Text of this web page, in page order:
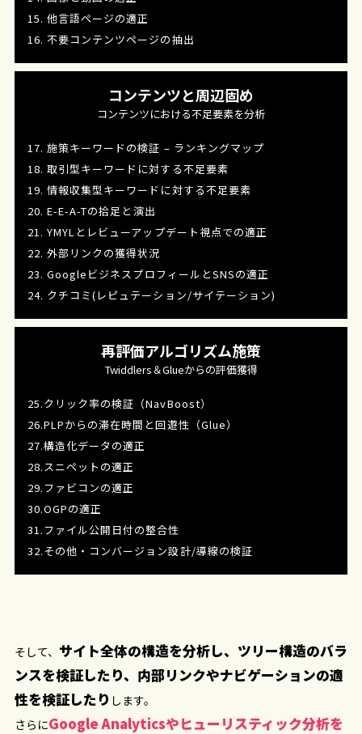
15. 他言語ページの適正
16. 不要コンテンツページの抽出
コンテンツと周辺固め
コンテンツにおける不足要素を分析
17. 施策キーワードの検証 – ランキングマップ
18. 取引型キーワードに対する不足要素
19. 情報収集型キーワードに対する不足要素
20. E-E-A-Tの拾足と演出
21. YMYLとレビューアップデート視点での適正
22. 外部リンクの獲得状況
23. GoogleビジネスプロフィールとSNSの適正
24. クチコミ(レピュテーション/サイテーション)
再評価アルゴリズム施策
Twiddlers＆Glueからの評価獲得
25.クリック率の検証（NavBoost）
26.PLPからの滞在時間と回遊性（Glue）
27.構造化データの適正
28.スニペットの適正
29.ファビコンの適正
30.OGPの適正
31.ファイル公開日付の整合性
32.その他・コンバージョン設計/導線の検証
そして、 サイト全体の構造を分析し、ツリー構造のバラ
ンスを検証したり、内部リンクやナビゲーションの適
性を検証したり します。
さらにGoogle Analyticsやヒューリスティック分析を